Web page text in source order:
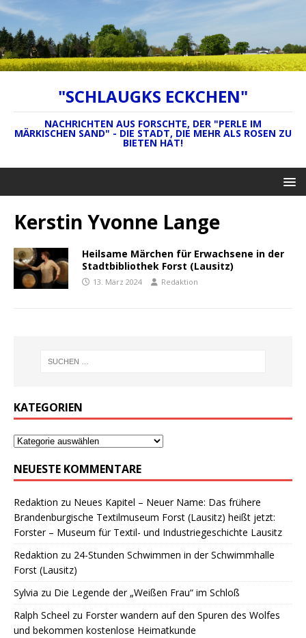
"SCHLAUGKS ECKCHEN"
NACHRICHTEN AUS FORSCHTE, DER "PERLE IM
MÄRKISCHEN SAND" - DIE STADT, DIE MEHR ALS ROSEN ZU
BIETEN HAT!
Kerstin Yvonne Lange
Heilsame Märchen für Erwachsene in der
Stadtbibliothek Forst (Lausitz)
13. März 2024 Redaktion
KATEGORIEN
NEUESTE KOMMENTARE
Redaktion zu Neues Kapitel – Neuer Name: Das frühere
Brandenburgische Textilmuseum Forst (Lausitz) heißt jetzt:
Forster – Museum für Textil- und Industriegeschichte Lausitz
Redaktion zu 24-Stunden Schwimmen in der Schwimmhalle
Forst (Lausitz)
Sylvia zu Die Legende der „Weißen Frau“ im Schloß
Ralph Scheel zu Forster wandern auf den Spuren des Wolfes
und bekommen kostenlose Heimatkunde